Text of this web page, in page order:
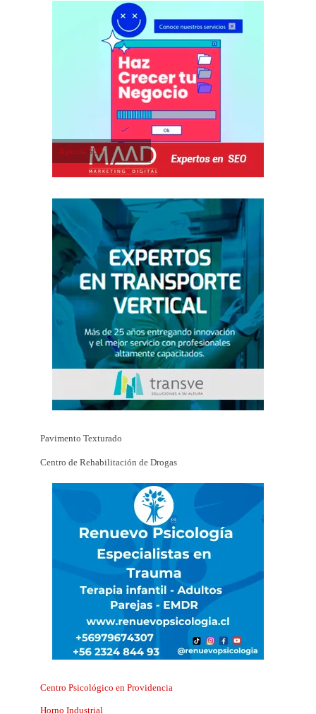
Agencia SEO
Pavimento Texturado
Centro de Rehabilitación de Drogas
Centro Psicológico en Providencia
Horno Industrial